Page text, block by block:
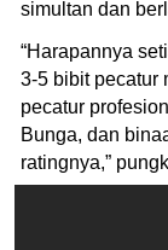
simultan dan
“Harapannya
3-5 bibit pecatur
pecatur
Bunga, dan
ratingnya,”